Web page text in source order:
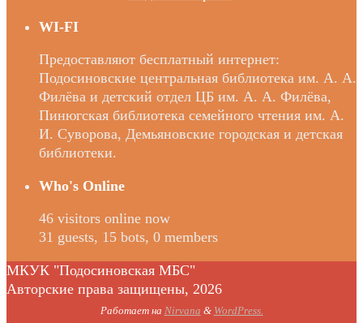
WI-FI
Предоставляют бесплатный интернет:
Подосиновские центральная библиотека им. А. А.
Филёва и детский отдел ЦБ им. А. А. Филёва,
Пинюгская библиотека семейного чтения им. А.
И. Суворова, Демьяновские городская и детская
библиотеки.
Who's Online
46 visitors online now
31 guests, 15 bots, 0 members
МКУК "Подосиновская МБС"
Авторские права защищены, 2026
Работает на Nirvana & WordPress.